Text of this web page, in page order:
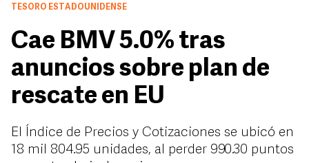
TESORO ESTADOUNIDENSE
Cae BMV 5.0% tras
anuncios sobre plan de
rescate en EU
El Índice de Precios y Cotizaciones se ubicó en
18 mil 804.95 unidades, al perder 990.30 puntos